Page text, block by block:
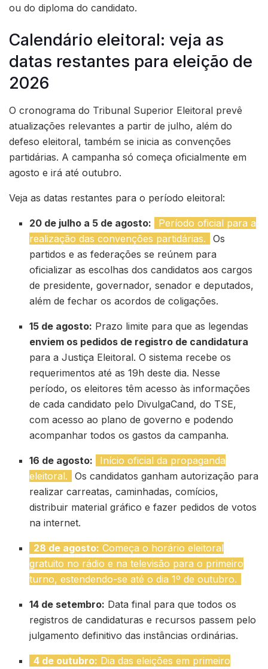
ou do diploma do candidato.
Calendário eleitoral: veja as
datas restantes para eleição de
2026
O cronograma do Tribunal Superior Eleitoral prevê
atualizações relevantes a partir de julho, além do
defeso eleitoral, também se inicia as convenções
partidárias. A campanha só começa oficialmente em
agosto e irá até outubro.
Veja as datas restantes para o período eleitoral:
20 de julho a 5 de agosto:
Período oficial para a
realização das convenções partidárias.
Os
partidos e as federações se reúnem para
oficializar as escolhas dos candidatos aos cargos
de presidente, governador, senador e deputados,
além de fechar os acordos de coligações.
15 de agosto: Prazo limite para que as legendas
enviem os pedidos de registro de candidatura
para a Justiça Eleitoral. O sistema recebe os
requerimentos até as 19h deste dia. Nesse
período, os eleitores têm acesso às informações
de cada candidato pelo DivulgaCand, do TSE,
com acesso ao plano de governo e podendo
acompanhar todos os gastos da campanha.
16 de agosto:
Início oficial da propaganda
eleitoral.
Os candidatos ganham autorização para
realizar carreatas, caminhadas, comícios,
distribuir material gráfico e fazer pedidos de votos
na internet.
28 de agosto: Começa o horário eleitoral
gratuito no rádio e na televisão para o primeiro
turno, estendendo-se até o dia 1º de outubro.
14 de setembro: Data final para que todos os
registros de candidaturas e recursos passem pelo
julgamento definitivo das instâncias ordinárias.
4 de outubro: Dia das eleições em primeiro